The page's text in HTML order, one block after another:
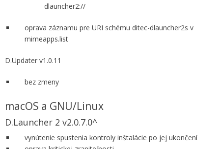
dlauncher2://
oprava záznamu pre URI schému ditec-dlauncher2s v
mimeapps.list
D.Updater v1.0.11
bez zmeny
macOS a GNU/Linux
D.Launcher 2 v2.0.7.0^
vynútenie spustenia kontroly inštalácie po jej ukončení